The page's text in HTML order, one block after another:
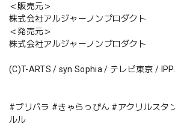
＜販売元＞
株式会社アルジャーノンプロダクト
＜発売元＞
株式会社アルジャーノンプロダクト
(C)T-ARTS / syn Sophia / テレビ東京 /
#プリパラ #きゃらっぴん #アクリルスタ
ルル